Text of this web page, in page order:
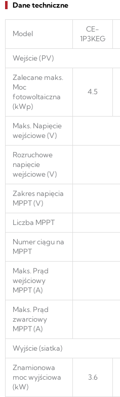
Dane techniczne
Model
CE-
1P3KEG
Wejście (PV)
Zalecane maks.
Moc
fotowoltaiczna
(kWp)
4.5
Maks. Napięcie
wejściowe (V)
Rozruchowe
napięcie
wejściowe (V)
Zakres napięcia
MPPT (V)
Liczba MPPT
Numer ciągu na
MPPT
Maks. Prąd
wejściowy
MPPT (A)
Maks. Prąd
zwarciowy
MPPT (A)
Wyjście (siatka)
Znamionowa
moc wyjściowa
(kW)
3.6